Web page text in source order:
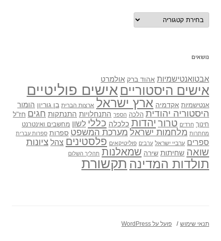
נושאים
נושאים
אבטואנטישמיות אהוד ברק אולמרט
אישים היסטוריים אישים פוליטיים
אנטישמיות אקדמיה ארץ ישראל ארצות הברית בן גוריון הומור
היסטוריה יהודית הלכה הספר התנחלויות התנתקות חגים חז"ל
חינוך חרדים טרור יהדות כלכלה כללי לשון מחשבים ואינטרנט
מחתרות מלחמות ישראל מערכת המשפט ספרות ספרות עברית
ספרים ערביי ישראל ערבים פוליטיקאים פלסטינים צהל ציונות
שואה שחיתות שירה שמאלנות תהליך השלום
תולדות המדינה תקשורת
תנאי שימוש פועל על WordPress